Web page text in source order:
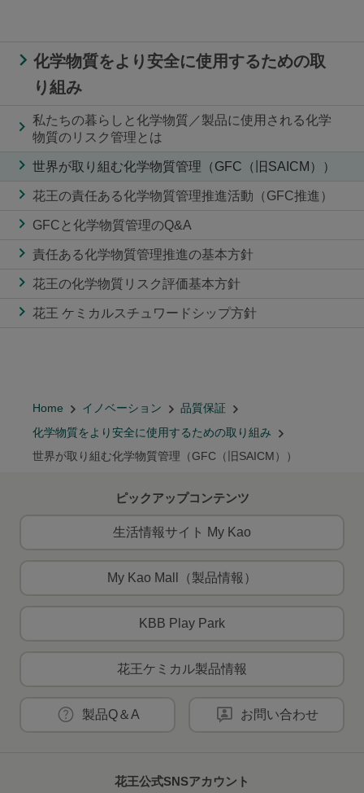
化学物質をより安全に使用するための取
り組み
私たちの暮らしと化学物質／製品に使用される化学
物質のリスク管理とは
世界が取り組む化学物質管理（GFC（旧SAICM））
花王の責任ある化学物質管理推進活動（GFC推進）
GFCと化学物質管理のQ&A
責任ある化学物質管理推進の基本方針
花王の化学物質リスク評価基本方針
花王 ケミカルスチュワードシップ方針
Home イノベーション
品質保証
化学物質をより安全に使用するための取り組み
世界が取り組む化学物質管理（GFC（旧SAICM））
ピックアップコンテンツ
生活情報サイト My Kao
My Kao Mall（製品情報）
KBB Play Park
花王ケミカル製品情報
製品Q＆A お問い合わせ
花王公式SNSアカウント